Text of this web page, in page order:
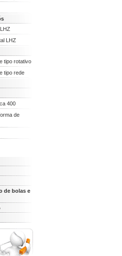
LHZ
tipo rotativo
tipo rede
400
de
de bolas e